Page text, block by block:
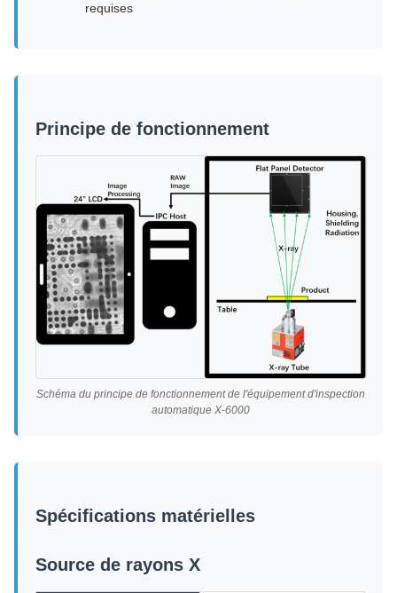
requises
Principe de fonctionnement
Schéma du principe de fonctionnement de l'équipement d'inspection
automatique X-6000
Spécifications matérielles
Source de rayons X